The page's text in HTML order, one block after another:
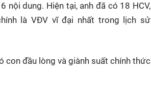
nội dung. Hiện tại, anh đã có 18 HCV,
là VĐV vĩ đại nhất trong lịch sử
con đầu lòng và giành suất chính thức